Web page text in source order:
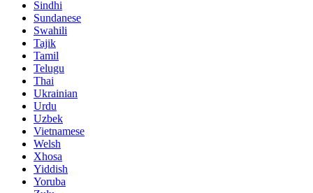
Sindhi
Sundanese
Swahili
Tajik
Tamil
Telugu
Thai
Ukrainian
Urdu
Uzbek
Vietnamese
Welsh
Xhosa
Yiddish
Yoruba